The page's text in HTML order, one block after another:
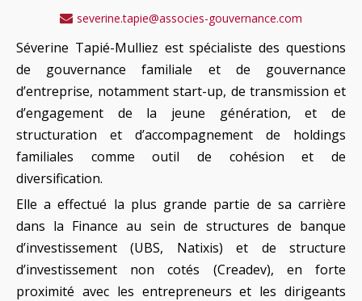
severine.tapie@associes-gouvernance.com
Séverine Tapié-Mulliez est spécialiste des questions
de gouvernance familiale et de gouvernance
d’entreprise, notamment start-up, de transmission et
d’engagement de la jeune génération, et de
structuration et d’accompagnement de holdings
familiales comme outil de cohésion et de
diversification.
Elle a effectué la plus grande partie de sa carrière
dans la Finance au sein de structures de banque
d’investissement (UBS, Natixis) et de structure
d’investissement non cotés (Creadev), en forte
proximité avec les entrepreneurs et les dirigeants